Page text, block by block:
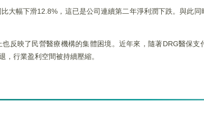
大幅下滑12.8%，這已是公司連續第二年淨利潤下跌。與此
反映了民營醫療機構的集體困境。近年來，隨著DRG醫保支
，行業盈利空間被持續壓縮。